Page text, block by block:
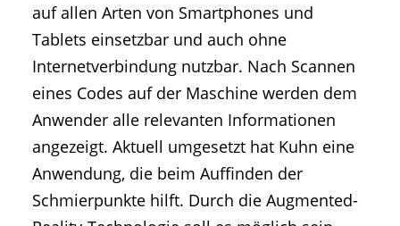
auf allen Arten von Smartphones und
Tablets einsetzbar und auch ohne
Internetverbindung nutzbar. Nach Scannen
eines Codes auf der Maschine werden dem
Anwender alle relevanten Informationen
angezeigt. Aktuell umgesetzt hat Kuhn eine
Anwendung, die beim Auffinden der
Schmierpunkte hilft. Durch die Augmented-